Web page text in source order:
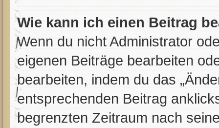
Wie kann ich einen Beitrag
Wenn du nicht Administrator
eigenen Beiträge bearbeiten
bearbeiten, indem du das
entsprechenden Beitrag
begrenzten Zeitraum nach